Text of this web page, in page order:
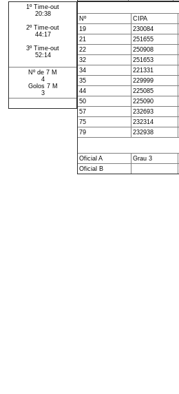
1º Time-out
20:38
2º Time-out
44:17
3º Time-out
52:14
Nº de 7 M
4
Golos 7 M
3
Nº CIPA
19
230084
21
251655
22
250908
32
251653
34
221331
35
229999
44
225085
50
225090
57
232693
75
232314
79
232938
Oficial A Grau 3
Oficial B